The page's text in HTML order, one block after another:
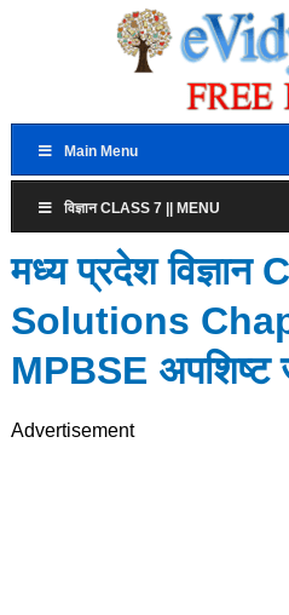
Main Menu
विज्ञान CLASS 7 || MENU
मध्य प्रदेश विज्ञान
Solutions
MPBSE अपशिष्ट
Advertisement